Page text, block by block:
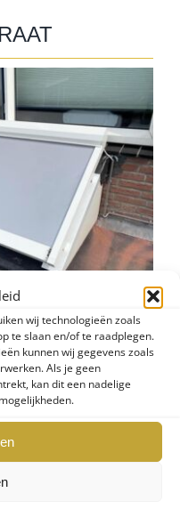
wij technologieën zoals
te slaan en/of te raadplegen.
kunnen wij gegevens zoals
Als je geen
kan dit een nadelige